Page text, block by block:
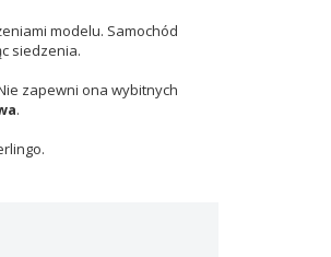
modelu. Samochód
siedzenia.
zapewni ona wybitnych
.